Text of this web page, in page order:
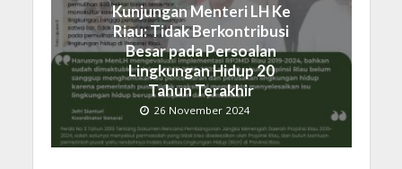
Kunjungan Menteri LH Ke
Riau: Tidak Berkontribusi
Besar pada Persoalan
Lingkungan Hidup 20
Tahun Terakhir
26 November 2024